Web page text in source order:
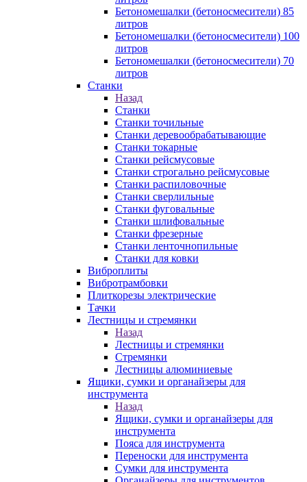
Бетономешалки (бетоносмесители) 85
литров
Бетономешалки (бетоносмесители) 100
литров
Бетономешалки (бетоносмесители) 70
литров
Станки
Назад
Станки
Станки точильные
Станки деревообрабатывающие
Станки токарные
Станки рейсмусовые
Станки строгально рейсмусовые
Станки распиловочные
Станки сверлильные
Станки фуговальные
Станки шлифовальные
Станки фрезерные
Станки ленточнопильные
Станки для ковки
Виброплиты
Вибротрамбовки
Плиткорезы электрические
Тачки
Лестницы и стремянки
Назад
Лестницы и стремянки
Стремянки
Лестницы алюминиевые
Ящики, сумки и органайзеры для
инструмента
Назад
Ящики, сумки и органайзеры для
инструмента
Пояса для инструмента
Переноски для инструмента
Сумки для инструмента